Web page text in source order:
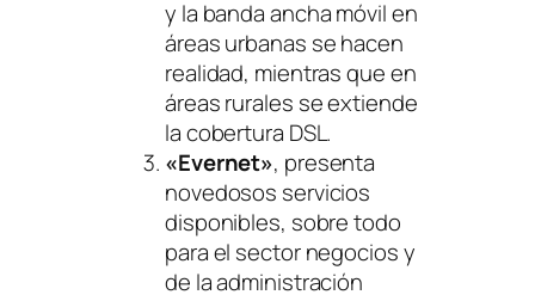
y la banda ancha móvil en
áreas urbanas se hacen
realidad, mientras que en
áreas rurales se extiende
la cobertura DSL.
«Evernet», presenta
novedosos servicios
disponibles, sobre todo
para el sector negocios y
de la administración